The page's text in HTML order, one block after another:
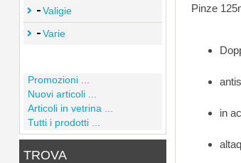
Valigie
Varie
Promozioni ...
Nuovi articoli ...
Articoli in vetrina ...
Tutti i prodotti ...
TROVA
Pinze
in